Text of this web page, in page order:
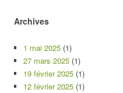
Archives
1 mai 2025 (1)
27 mars 2025 (1)
19 février 2025 (1)
12 février 2025 (1)